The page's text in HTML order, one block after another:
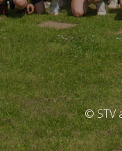
© STV